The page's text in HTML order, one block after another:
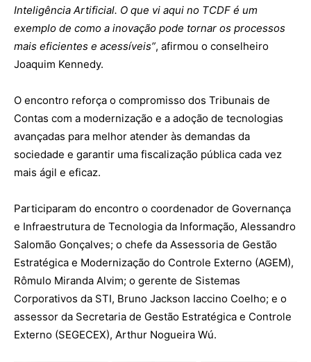
Inteligência Artificial. O que vi aqui no TCDF é um
exemplo de como a inovação pode tornar os processos
mais eficientes e acessíveis”, afirmou o conselheiro
Joaquim Kennedy.
O encontro reforça o compromisso dos Tribunais de
Contas com a modernização e a adoção de tecnologias
avançadas para melhor atender às demandas da
sociedade e garantir uma fiscalização pública cada vez
mais ágil e eficaz.
Participaram do encontro o coordenador de Governança
e Infraestrutura de Tecnologia da Informação, Alessandro
Salomão Gonçalves; o chefe da Assessoria de Gestão
Estratégica e Modernização do Controle Externo (AGEM),
Rômulo Miranda Alvim; o gerente de Sistemas
Corporativos da STI, Bruno Jackson Iaccino Coelho; e o
assessor da Secretaria de Gestão Estratégica e Controle
Externo (SEGECEX), Arthur Nogueira Wú.